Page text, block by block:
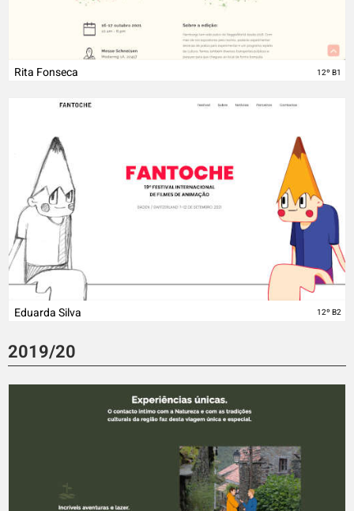
Rita Fonseca 12º B1
Eduarda Silva 12º B2
2019/20